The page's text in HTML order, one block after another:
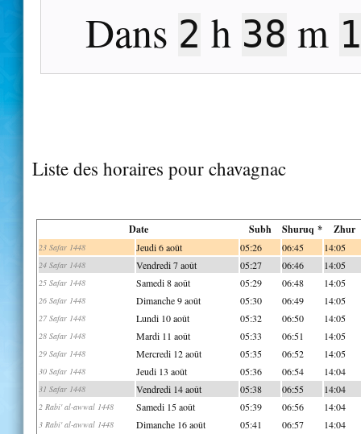
Dans 2 h 38 m
Liste des horaires pour chavagnac
Date Subh Shuruq * Zhur
23 Safar 1448 Jeudi 6 août 05:26 06:45 14:05
24 Safar 1448 Vendredi 7 août 05:27 06:46 14:05
25 Safar 1448 Samedi 8 août 05:29 06:48 14:05
26 Safar 1448 Dimanche 9 août 05:30 06:49 14:05
27 Safar 1448 Lundi 10 août 05:32 06:50 14:05
28 Safar 1448 Mardi 11 août 05:33 06:51 14:05
29 Safar 1448 Mercredi 12 août 05:35 06:52 14:05
30 Safar 1448 Jeudi 13 août 05:36 06:54 14:04
31 Safar 1448 Vendredi 14 août 05:38 06:55 14:04
2 Rabi' al-awwal 1448 Samedi 15 août 05:39 06:56 14:04
3 Rabi' al-awwal 1448 Dimanche 16 août 05:41 06:57 14:04